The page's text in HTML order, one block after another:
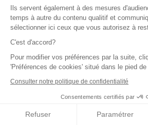
Ils servent également à des mesures
temps à autre du contenu qualitif et
sélectionner ici ceux que vous autorisez à
C'est d'accord?
Pour modifier vos préférences par la suite,
'Préférences de cookies' situé dans le pied de
Consulter notre politique de confidentialité
Consentements certifiés par
Refuser Paramétrer
Voir tous les circuits en
Nous vous